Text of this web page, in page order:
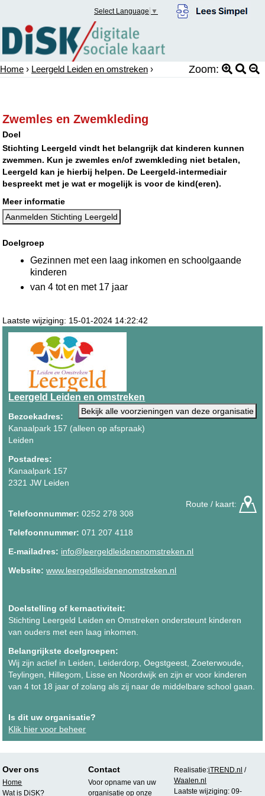
Select Language ▼
Home › Leergeld Leiden en omstreken › Zoom:
Zwemles en Zwemkleding
Doel
Stichting Leergeld vindt het belangrijk dat kinderen kunnen
zwemmen. Kun je zwemles en/of zwemkleding niet betalen,
Leergeld kan je hierbij helpen. De Leergeld-intermediair
bespreekt met je wat er mogelijk is voor de kind(eren).
Meer informatie
Aanmelden Stichting Leergeld
Doelgroep
Gezinnen met een laag inkomen en schoolgaande
kinderen
van 4 tot en met 17 jaar
Laatste wijziging: 15-01-2024 14:22:42
Leergeld Leiden en omstreken
Bekijk alle voorzieningen van deze organisatie
Bezoekadres:
Kanaalpark 157 (alleen op afspraak)
Leiden
Postadres:
Kanaalpark 157
2321 JW Leiden
Route / kaart:
Telefoonnummer: 0252 278 308
Telefoonnummer: 071 207 4118
E-mailadres: info@leergeldleidenenomstreken.nl
Website: www.leergeldleidenenomstreken.nl
Doelstelling of kernactiviteit:
Stichting Leergeld Leiden en Omstreken ondersteunt kinderen
van ouders met een laag inkomen.
Belangrijkste doelgroepen:
Wij zijn actief in Leiden, Leiderdorp, Oegstgeest, Zoeterwoude,
Teylingen, Hillegom, Lisse en Noordwijk en zijn er voor kinderen
van 4 tot 18 jaar of zolang als zij naar de middelbare school gaan.
Is dit uw organisatie?
Klik hier voor beheer
Over ons
Home
Wat is DiSK?
Contact
Voor opname van uw
organisatie op onze
Realisatie:iTREND.nl /
Waalen.nl
Laatste wijziging: 09-